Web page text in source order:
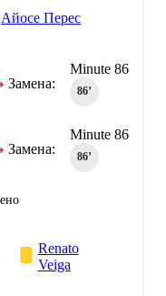
Айосе Перес
Minute 86
86‎’‎
Замена:
Minute 86
86‎’‎
Замена:
Renato
Veiga